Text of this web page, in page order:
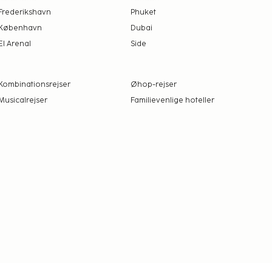
Frederikshavn
Phuket
København
Dubai
El Arenal Side
Kombinationsrejser
Øhop-rejser
Familievenlige hoteller